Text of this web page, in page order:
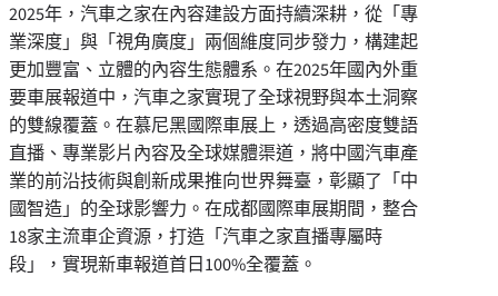
2025年，汽車之家在內容建設方面持續深耕，從「專
業深度」與「視角廣度」兩個維度同步發力，構建起
更加豐富、立體的內容生態體系。在2025年國內外重
要車展報道中，汽車之家實現了全球視野與本土洞察
的雙線覆蓋。在慕尼黑國際車展上，透過高密度雙語
直播、專業影片內容及全球媒體渠道，將中國汽車產
業的前沿技術與創新成果推向世界舞臺，彰顯了「中
國智造」的全球影響力。在成都國際車展期間，整合
18家主流車企資源，打造「汽車之家直播專屬時
段」，實現新車報道首日100%全覆蓋。